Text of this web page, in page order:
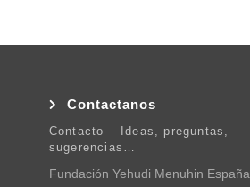
Contactanos
Contacto – Ideas, preguntas,
sugerencias…
Fundación Yehudi Menuhin España